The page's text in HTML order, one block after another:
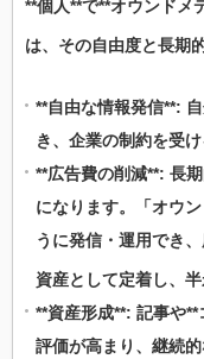
**個人**で**オウンドメ
は、その自由度と長期
**自由な情報発信**:
き、企業の制約を受
**広告費の削減**: 長
になります。「オウ
うに発信・運用でき
資産として定着し、
**資産形成**: 記事や
評価が高まり、継続